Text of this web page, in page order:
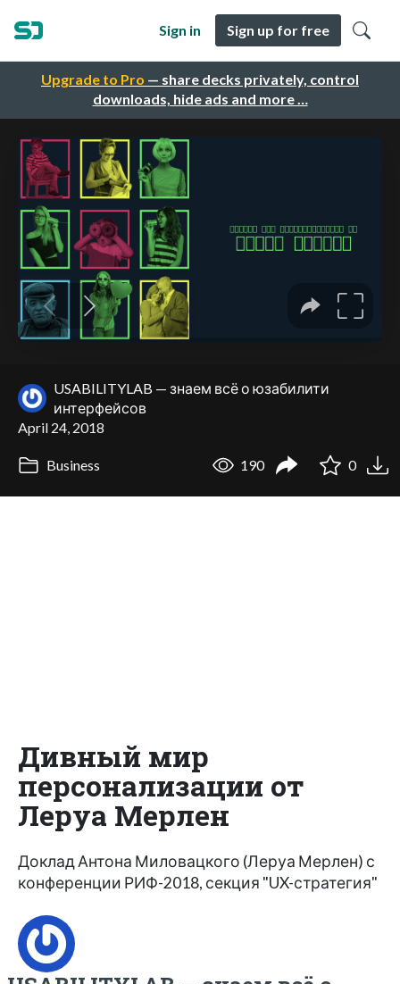
Upgrade to Pro — share decks privately, control
downloads, hide ads and more …
Sign in Sign up for free
USABILITYLAB — знаем всё о юзабилити
интерфейсов
April 24, 2018
Business 190 0
Дивный мир
персонализации от
Леруа Мерлен
Доклад Антона Миловацкого (Леруа Мерлен) с
конференции РИФ-2018, секция "UX-стратегия"